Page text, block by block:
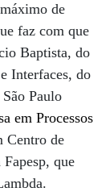
de
faz com que
Baptista, do
Interfaces, do
Paulo
em Processos
Centro de
que